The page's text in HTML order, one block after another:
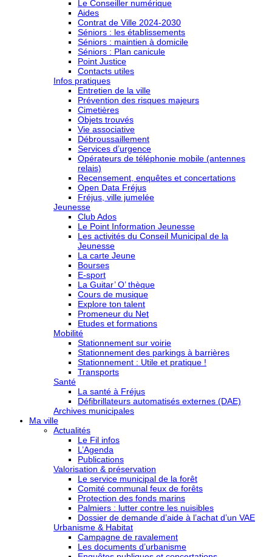
Le Conseiller numérique
Aides
Contrat de Ville 2024-2030
Séniors : les établissements
Séniors : maintien à domicile
Séniors : Plan canicule
Point Justice
Contacts utiles
Infos pratiques
Entretien de la ville
Prévention des risques majeurs
Cimetières
Objets trouvés
Vie associative
Débroussaillement
Services d’urgence
Opérateurs de téléphonie mobile (antennes
relais)
Recensement, enquêtes et concertations
Open Data Fréjus
Fréjus, ville jumelée
Jeunesse
Club Ados
Le Point Information Jeunesse
Les activités du Conseil Municipal de la
Jeunesse
La carte Jeune
Bourses
E-sport
La Guitar’ O’ thèque
Cours de musique
Explore ton talent
Promeneur du Net
Etudes et formations
Mobilité
Stationnement sur voirie
Stationnement des parkings à barrières
Stationnement : Utile et pratique !
Transports
Santé
La santé à Fréjus
Défibrillateurs automatisés externes (DAE)
Archives municipales
Ma ville
Actualités
Le Fil infos
L’Agenda
Publications
Valorisation & préservation
Le service municipal de la forêt
Comité communal feux de forêts
Protection des fonds marins
Palmiers : lutter contre les nuisibles
Dossier de demande d’aide à l’achat d’un VAE
Urbanisme & Habitat
Campagne de ravalement
Les documents d’urbanisme